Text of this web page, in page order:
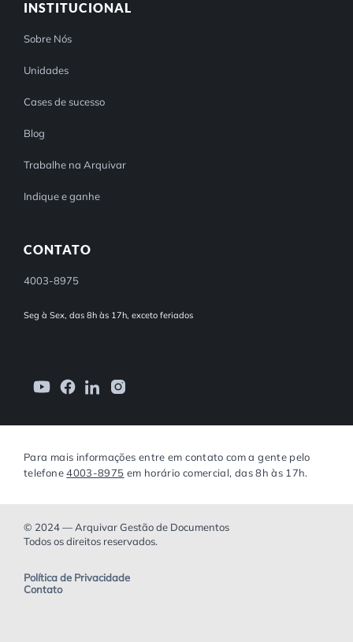
INSTITUCIONAL
Sobre Nós
Unidades
Cases de sucesso
Blog
Trabalhe na Arquivar
Indique e ganhe
CONTATO
4003-8975
Seg à Sex, das 8h às 17h, exceto feriados
Para mais informações entre em contato com a gente pelo
telefone4003-8975 em horário comercial, das 8h às 17h.
© 2024 — Arquivar Gestão de Documentos
Todos os direitos reservados.
Política de Privacidade
Contato